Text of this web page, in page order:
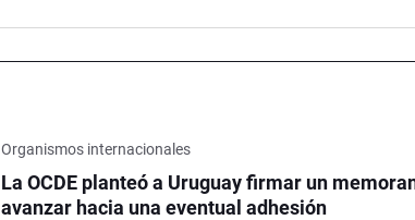
Organismos internacionales
La OCDE planteó a Uruguay firmar un
avanzar hacia una eventual adhesión